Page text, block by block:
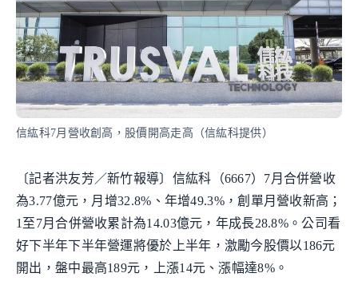
信紘科7月營收創高，股價開高走高（信紘科提供）
〔記者洪友芳／新竹報導〕信紘科（6667）7月合併營收
為3.77億元，月增32.8%、年增49.3%，創單月營收新高；
1至7月合併營收累計為14.03億元，年成長28.8%。公司看
好下半年下半年營運將優於上半年，激勵今股價以186元
開出，盤中最高189元，上漲14元、漲幅達8%。